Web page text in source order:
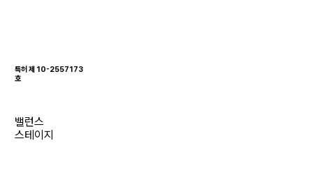
특허 제 10-2557173
호
밸런스
스테이지